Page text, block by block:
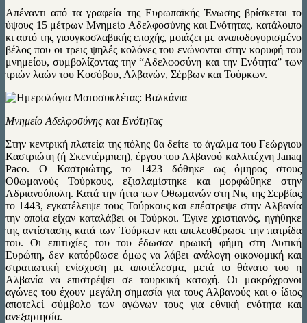
Απέναντι από τα γραφεία της Ευρωπαϊκής Ένωσης βρίσκεται το
ύψους 15 μέτρων Μνημείο Αδελφοσύνης και Ενότητας, κατάλοιπο
κι αυτό της γιουγκοσλαβικής εποχής, μοιάζει με αναποδογυρισμένο
βέλος που οι τρεις ψηλές κολόνες του ενώνονται στην κορυφή του
μνημείου, συμβολίζοντας την “Αδελφοσύνη και την Ενότητα” των
τριών λαών του Κοσόβου, Αλβανών, Σέρβων και Τούρκων.
Μνημείο Αδελφοσύνης και Ενότητας
Στην κεντρική πλατεία της πόλης θα δείτε το άγαλμα του Γεώργιου
Καστριώτη (ή Σκεντέρμπεη), έργου του Αλβανού καλλιτέχνη Janaq
Paco. Ο Καστριώτης, το 1423 δόθηκε ως όμηρος στους
Οθωμανούς Τούρκους, εξισλαμίστηκε και μορφώθηκε στην
Αδριανούπολη. Κατά την ήττα των Οθωμανών στη Νις της Σερβίας
το 1443, εγκατέλειψε τους Τούρκους και επέστρεψε στην Αλβανία
την οποία είχαν καταλάβει οι Τούρκοι. Έγινε χριστιανός, ηγήθηκε
της αντίστασης κατά των Τούρκων και απελευθέρωσε την πατρίδα
του. Οι επιτυχίες του του έδωσαν ηρωική φήμη στη Δυτική
Ευρώπη, δεν κατόρθωσε όμως να λάβει ανάλογη οικονομική και
στρατιωτική ενίσχυση με αποτέλεσμα, μετά το θάνατο του η
Αλβανία να επιστρέψει σε τουρκική κατοχή. Οι μακρόχρονοι
αγώνες του έχουν μεγάλη σημασία για τους Αλβανούς και ο ίδιος
αποτελεί σύμβολο των αγώνων τους για εθνική ενότητα και
ανεξαρτησία.